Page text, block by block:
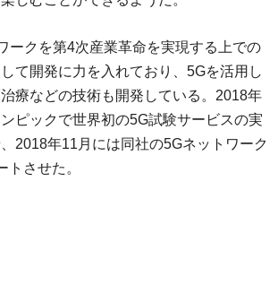
ークを第4次産業革命を実現する上での
て開発に力を入れており、5Gを活用し
療などの技術も開発している。2018年
ピックで世界初の5G試験サービスの実
2018年11月には同社の5Gネットワーク
トさせた。